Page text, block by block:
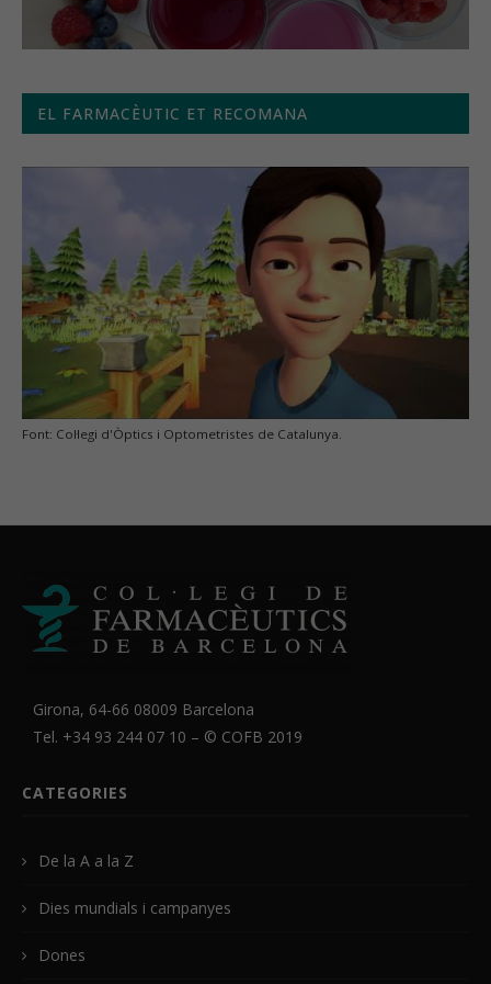
EL FARMACÈUTIC ET RECOMANA
Font: Col·legi d'Òptics i Optometristes de Catalunya.
Girona, 64-66 08009 Barcelona
Tel. +34 93 244 07 10 – © COFB 2019
CATEGORIES
De la A a la Z
Dies mundials i campanyes
Dones